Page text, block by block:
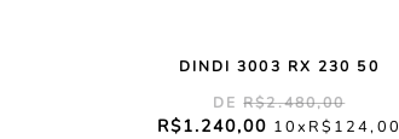
DINDI 3003 RX 230 50
R$2.480,00
R$1.240,00 10 R$ 124,00